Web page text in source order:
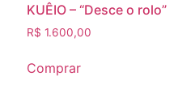
KUÊIO – “Desce o rolo”
R$ 1.600,00
Comprar